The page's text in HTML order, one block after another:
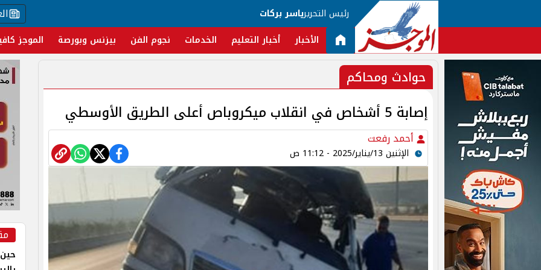
رئيس التحريرياسر بركات
الأخبار أخبار التعليم الخدمات نجوم الفن بيزنس وبورصة الموجز
حوادث ومحاكم
إصابة 5 أشخاص في انقلاب ميكروباص أعلى الطريق الأوسطي
أحمد رفعت
الإثنين 13/يناير/2025 - 11:12 ص